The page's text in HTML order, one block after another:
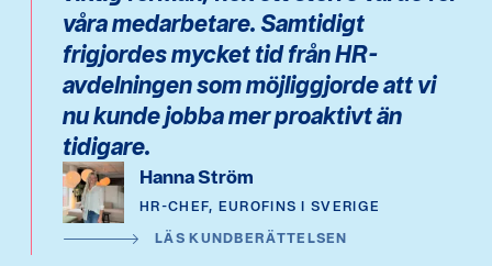
våra medarbetare. Samtidigt
frigjordes mycket tid från HR-
avdelningen som möjliggjorde att vi
nu kunde jobba mer proaktivt än
tidigare.
Hanna Ström
HR-CHEF, EUROFINS I SVERIGE
LÄS KUNDBERÄTTELSEN